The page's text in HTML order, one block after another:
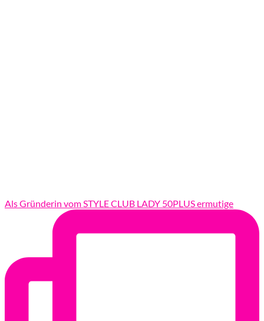
Als Gründerin vom STYLE CLUB LADY 50PLUS ermutige